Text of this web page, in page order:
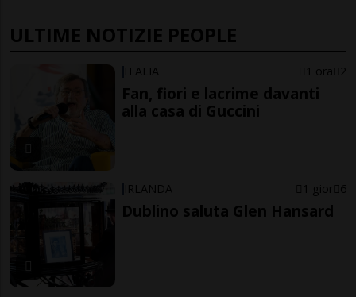
ULTIME NOTIZIE PEOPLE
ITALIA 1 ora 2
Fan, fiori e lacrime davanti
alla casa di Guccini
IRLANDA 1 gior 6
Dublino saluta Glen Hansard